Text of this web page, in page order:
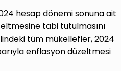
hesap dönemi sonuna ait
tabi tutulmasını
tüm mükellefler, 2024
enflasyon düzeltmesi